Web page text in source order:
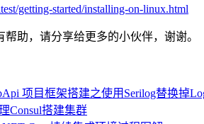
getting-started/installing-on-linux.html
助，请分享给更多的小伙伴，谢谢。
项目框架搭建之使用Serilog替换掉
Consul搭建集群